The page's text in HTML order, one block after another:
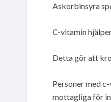
Askorbinsyra
C-vitamin
Detta gör att
Personer med
mottagliga för